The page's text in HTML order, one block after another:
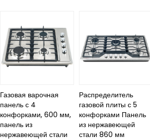
Газовая варочная
панель с 4
конфорками, 600 мм,
панель из
нержавеющей стали
Распределитель
газовой плиты с 5
конфорками Панель
из нержавеющей
стали 860 мм